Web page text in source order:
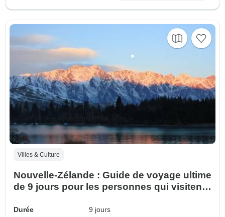
Villes & Culture
Nouvelle-Zélande : Guide de voyage ultime
de 9 jours pour les personnes qui visitent
Durée
9 jours